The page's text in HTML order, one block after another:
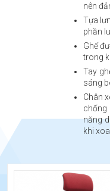
nên
Tựa
phần
Ghế
trong
Tay
sáng
Chân
chống
năng
khi